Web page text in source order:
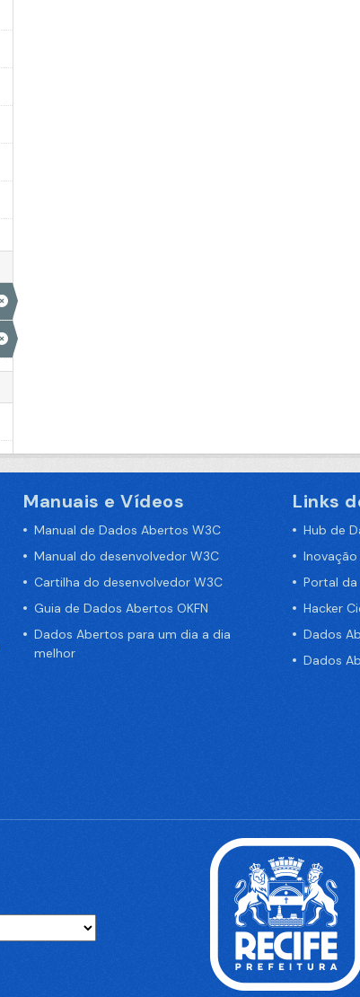
Manuais e Vídeos
Manual de Dados Abertos W3C
Manual do desenvolvedor W3C
Cartilha do desenvolvedor W3C
Guia de Dados Abertos OKFN
Dados Abertos para um dia a dia
melhor
Links
Hub de
Portal da
Hacker
Dados
Dados